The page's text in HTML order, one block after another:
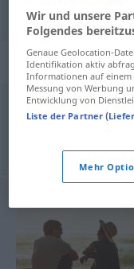
ampiezza,
© Thesauro italiano
Wir und unsere
Folgendes
Genaue Geolocation-
Identifikation aktiv
Informationen auf einem
Messung von Werbung
Entwicklung von
Liste der Partner
Mehr